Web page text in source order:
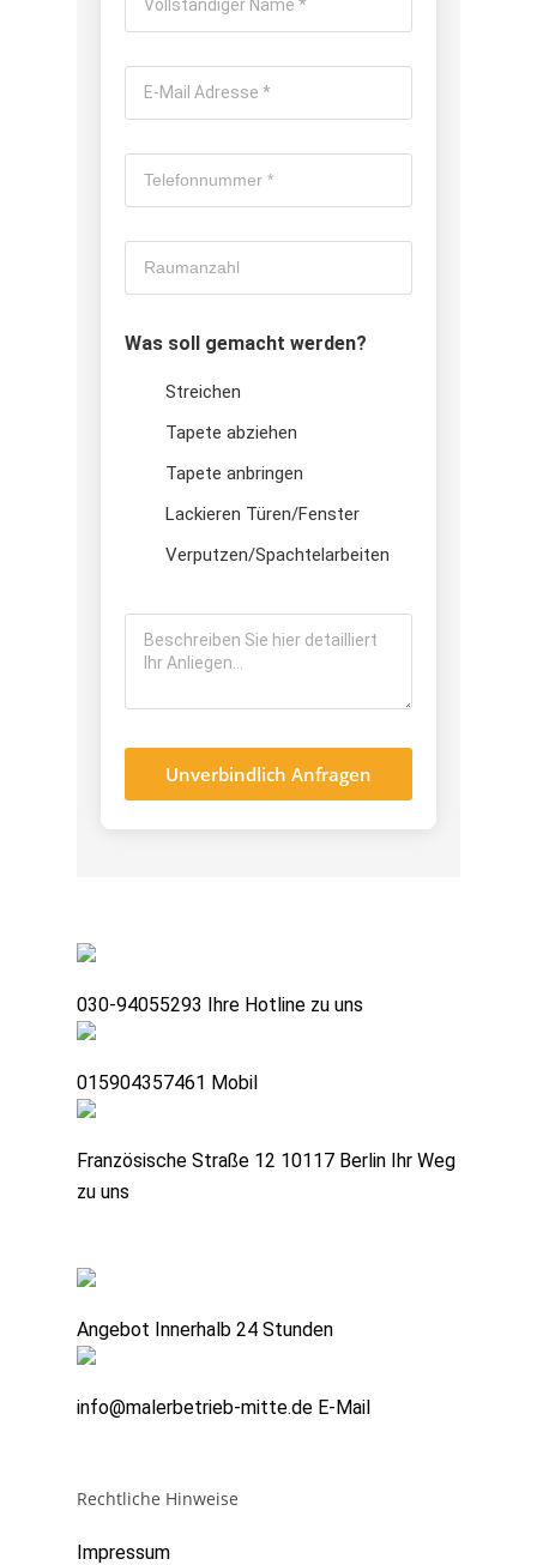
Was soll gemacht werden?
Streichen
Tapete abziehen
Tapete anbringen
Lackieren Türen/Fenster
Verputzen/Spachtelarbeiten
Unverbindlich Anfragen
030-94055293 Ihre Hotline zu uns
015904357461 Mobil
Französische Straße 12 10117 Berlin Ihr Weg
zu uns
Angebot Innerhalb 24 Stunden
info@malerbetrieb-mitte.de E-Mail
Rechtliche Hinweise
Impressum